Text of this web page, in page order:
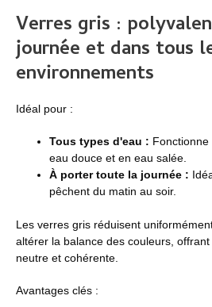
Verres gris :
journée et dans tous
environnements
Idéal pour :
Tous types d'eau :
eau douce et en eau salée.
À porter toute la journée :
pêchent du matin au soir.
Les verres gris réduisent
altérer la balance des couleurs,
neutre et cohérente.
Avantages clés :